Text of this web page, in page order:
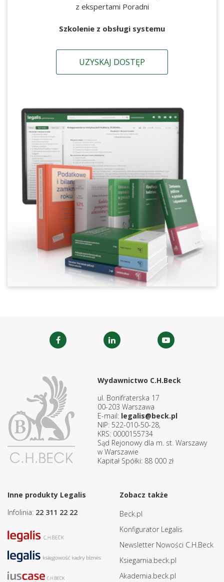
z ekspertami Poradni
Szkolenie z obsługi systemu
UZYSKAJ DOSTĘP
Wydawnictwo C.H.Beck
ul. Bonifraterska 17
00-203 Warszawa
E-mail: legalis@beck.pl
NIP: 522-010-50-28,
KRS: 0000155734
Sąd Rejonowy dla m. st. Warszawy
w Warszawie
Kapitał Spółki: 88 000 zł
Inne produkty Legalis
Infolinia: 22 311 22 22
Zobacz także
Beck.pl
Konfigurator Legalis
Newsletter Nowości C.H.Beck
Ksiegarnia.beck.pl
Akademia.beck.pl